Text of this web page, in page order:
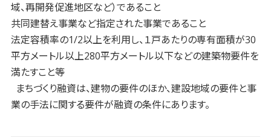
域、再開発促進地区など）であること
共同建替え事業など指定された事業であること
法定容積率の1/2以上を利用し、１戸あたりの専有面積が30
平方メートル以上280平方メートル以下などの建築物要件を
満たすこと等
まちづくり融資は、建物の要件のほか、建設地域の要件と事
業の手法に関する要件が融資の条件にあります。